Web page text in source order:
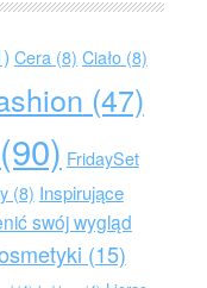
Cera(8) Ciało(8)
(47)
(90) FridaySet
(8) Inspirujące
swój wygląd
(15)